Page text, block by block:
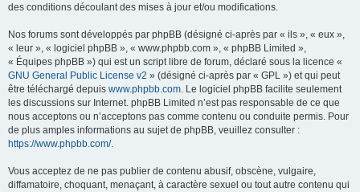
des conditions découlant des mises à jour et/ou modifications.
Nos forums sont développés par phpBB (désigné ci-après par « ils », « eux »,
« leur », « logiciel phpBB », « www.phpbb.com », « phpBB Limited »,
« Équipes phpBB ») qui est un script libre de forum, déclaré sous la licence «
GNU General Public License v2 » (désigné ci-après par « GPL ») et qui peut
être téléchargé depuis www.phpbb.com. Le logiciel phpBB facilite seulement
les discussions sur Internet. phpBB Limited n’est pas responsable de ce que
nous acceptons ou n’acceptons pas comme contenu ou conduite permis. Pour
de plus amples informations au sujet de phpBB, veuillez consulter :
https://www.phpbb.com/.
Vous acceptez de ne pas publier de contenu abusif, obscène, vulgaire,
diffamatoire, choquant, menaçant, à caractère sexuel ou tout autre contenu qui